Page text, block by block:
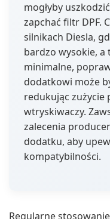
mogłyby
zapchać filtr DPF.
silnikach Diesla,
bardzo wysokie,
minimalne,
dodatkowi może
redukując zużycie
wtryskiwaczy.
zalecenia
dodatku, aby
kompatybilności.
Regularne